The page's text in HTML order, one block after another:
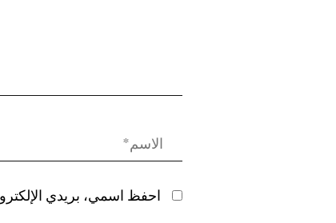
احفظ اسمي، بريدي